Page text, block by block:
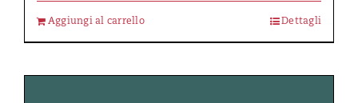
Aggiungi al carrello Dettagli